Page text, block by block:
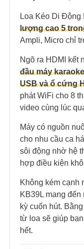
Loa Kéo Di Động
lượng cao 5
Ampli, Micro chỉ
Ngõ ra HDMI kết
đầu máy
USB và ổ cứng
phát WiFi cho 8
video cùng lúc
Máy có nguồn
cho nhu cầu ca
sôi động nhờ hệ
hợp điều kiện
Không kém cạnh
KB39L mang
kỳ cuốn hút.
từ loa sẽ giúp
hết.